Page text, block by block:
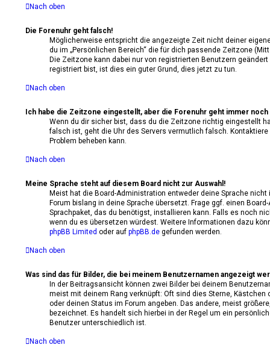
Nach oben
Die Forenuhr geht falsch!
Möglicherweise entspricht die angezeigte Zeit nicht deiner
du im „Persönlichen Bereich“ die für dich passende Zeitzone
Die Zeitzone kann dabei nur von registrierten Benutzern
registriert bist, ist dies ein guter Grund, dies jetzt zu tun.
Nach oben
Ich habe die Zeitzone eingestellt, aber die Forenuhr geht immer noch
Wenn du dir sicher bist, dass du die Zeitzone richtig eingestellt
falsch ist, geht die Uhr des Servers vermutlich falsch.
Problem beheben kann.
Nach oben
Meine Sprache steht auf diesem Board nicht zur Auswahl!
Meist hat die Board-Administration entweder deine Sprache
Forum bislang in deine Sprache übersetzt. Frage ggf. einen
Sprachpaket, das du benötigst, installieren kann. Falls es noch
wenn du es übersetzen würdest. Weitere Informationen dazu
phpBB Limited oder auf phpBB.de gefunden werden.
Nach oben
Was sind das für Bilder, die bei meinem Benutzernamen angezeigt
In der Beitragsansicht können zwei Bilder bei deinem
meist mit deinem Rang verknüpft: Oft sind dies Sterne, Kästchen
oder deinen Status im Forum angeben. Das andere, meist
bezeichnet. Es handelt sich hierbei in der Regel um ein
Benutzer unterschiedlich ist.
Nach oben